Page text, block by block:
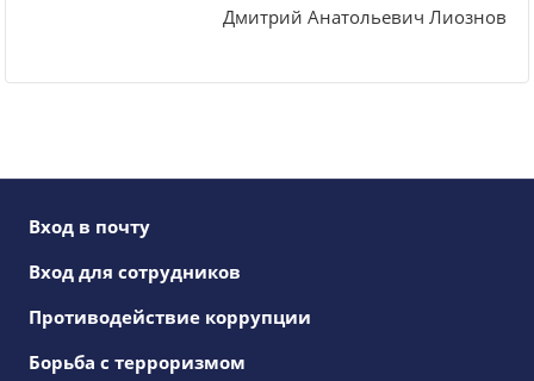
Дмитрий Анатольевич Лиознов
Вход в почту
Вход для сотрудников
Противодействие коррупции
Борьба с терроризмом